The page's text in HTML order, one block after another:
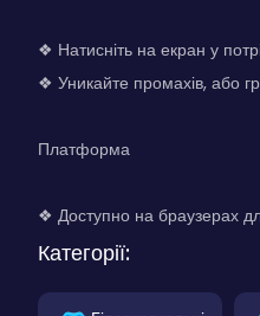
❖ Натисніть на екран у
❖ Уникайте промахів, або
Платформа
❖ Доступно на браузерах
Категорії: